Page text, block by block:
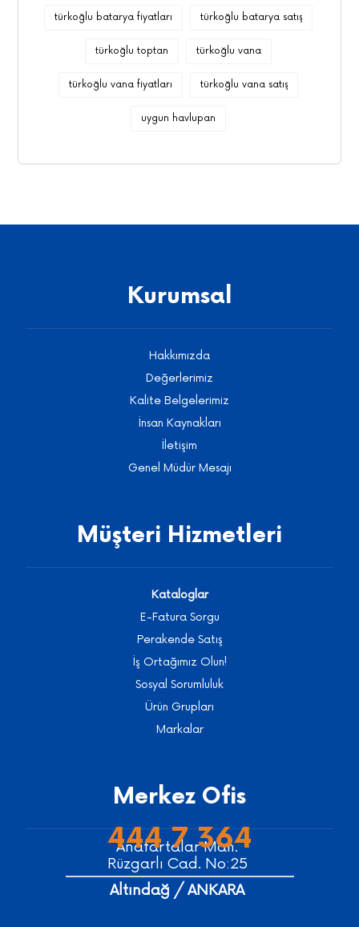
türkoğlu batarya fiyatları türkoğlu batarya satış
türkoğlu toptan türkoğlu vana
türkoğlu vana fiyatları türkoğlu vana satış
uygun havlupan
Kurumsal
Hakkımızda
Değerlerimiz
Kalite Belgelerimiz
İnsan Kaynakları
İletişim
Genel Müdür Mesajı
Müşteri Hizmetleri
Kataloglar
E-Fatura Sorgu
Perakende Satış
İş Ortağımız Olun!
Sosyal Sorumluluk
Ürün Grupları
Markalar
Merkez Ofis
Anafartalar Mah.
Rüzgarlı Cad. No:25
Altındağ / ANKARA
444 7 364